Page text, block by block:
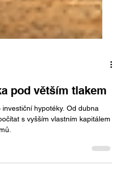
pod větším tlakem
hypotéky. Od dubna
s vyšším vlastním kapitálem